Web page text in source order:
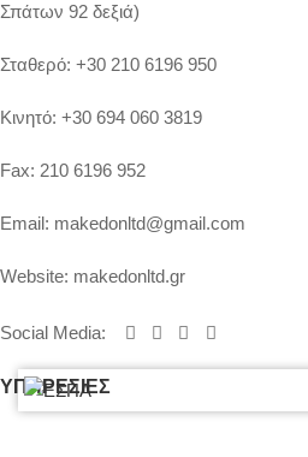
Σπάτων 92 δεξιά)
Σταθερό: +30 210 6196 950
Κινητό: +30 694 060 3819
Fax: 210 6196 952
Email: makedonltd@gmail.com
Website: makedonltd.gr
Social Media:
ΥΠΗΡΕΣΙΕΣ